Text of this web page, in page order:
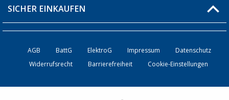
Bestellstatus
Kontakt
SICHER EINKAUFEN
AGB BattG ElektroG Impressum
Datenschutz
Widerrufsrecht
Barrierefreiheit Cookie-Einstellungen